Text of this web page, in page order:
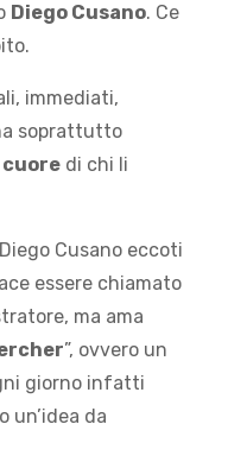
Diego Cusano. Ce
immediati,
soprattutto
cuore di chi li
Cusano eccoti
essere chiamato
ma ama
”, ovvero un
giorno infatti
un’idea da